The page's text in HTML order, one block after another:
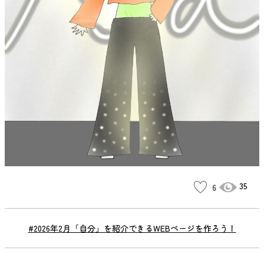
#2026年2月「自分」を紹介できるWEBページを作ろう！
6 35